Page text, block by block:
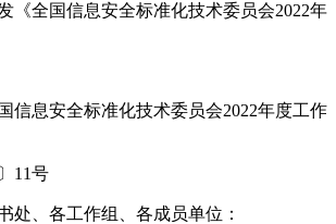
《全国信息安全标准化技术委员会2022年
息安全标准化技术委员会2022年度工作
11号
、各工作组、各成员单位：